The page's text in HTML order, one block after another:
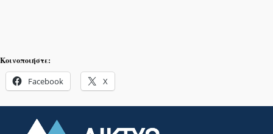
Κοινοποιήστε:
Facebook X